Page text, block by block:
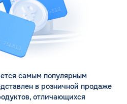
самым популярным
в розничной продаже
отличающихся